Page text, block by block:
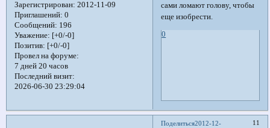
Зарегистрирован: 2012-11-09
Приглашений: 0
Сообщений: 196
Уважение: [+0/-0]
Позитив: [+0/-0]
Провел на форуме:
7 дней 20 часов
Последний визит:
2026-06-30 23:29:04
сами ломают голову, чтобы
еще изобрести.
0
Поделиться 11
2012-12-